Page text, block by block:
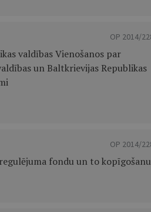
OP 2014/
valdības Vienošanos par
un Baltkrievijas Republikas
OP 2014/
fondu un to kopīgošanu